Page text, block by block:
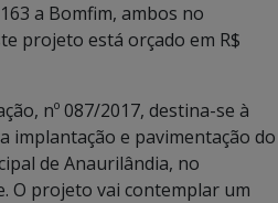
a Bomfim, ambos no
projeto está orçado em R$
nº 087/2017, destina-se à
implantação e pavimentação do
de Anaurilândia, no
O projeto vai contemplar um